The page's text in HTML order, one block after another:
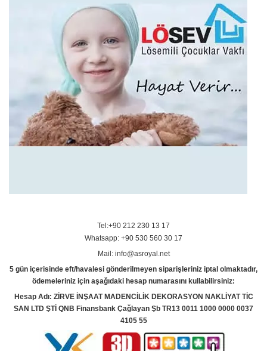
Tel:+90 212 230 13 17
Whatsapp: +90 530 560 30 17
Mail: info@asroyal.net
5 gün içerisinde eft/havalesi gönderilmeyen siparişleriniz iptal olmaktadır,
ödemeleriniz için aşağıdaki hesap numarasını kullabilirsiniz:
Hesap Adı: ZİRVE İNŞAAT MADENCİLİK DEKORASYON NAKLİYAT TİC
SAN LTD ŞTİ QNB Finansbank Çağlayan Şb TR13 0011 1000 0000 0037
4105 55